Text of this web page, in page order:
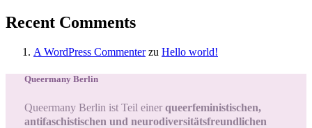
Recent Comments
A WordPress Commenterzu Hello world!
Queermany Berlin
Queermany Berlin ist Teil einer queerfeministischen,
antifaschistischen und neurodiversitätsfreundlichen